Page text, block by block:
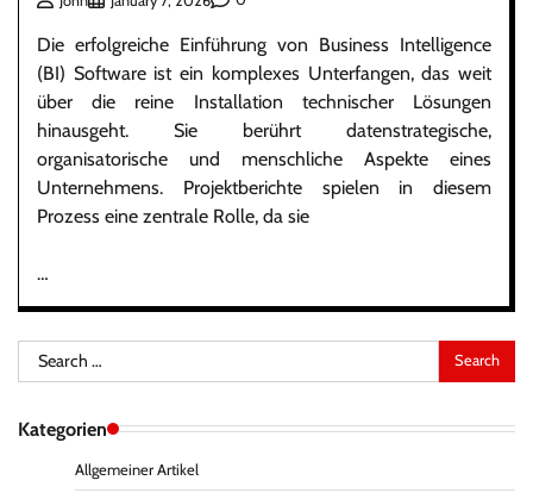
Die erfolgreiche Einführung von Business Intelligence
(BI) Software ist ein komplexes Unterfangen, das weit
über die reine Installation technischer Lösungen
hinausgeht. Sie berührt datenstrategische,
organisatorische und menschliche Aspekte eines
Unternehmens. Projektberichte spielen in diesem
Prozess eine zentrale Rolle, da sie
…
Search
for:
Kategorien
Allgemeiner Artikel